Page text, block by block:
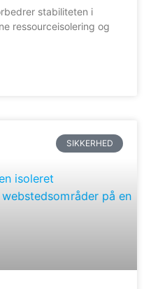
stabiliteten i
ressourceisolering og
SIKKERHED